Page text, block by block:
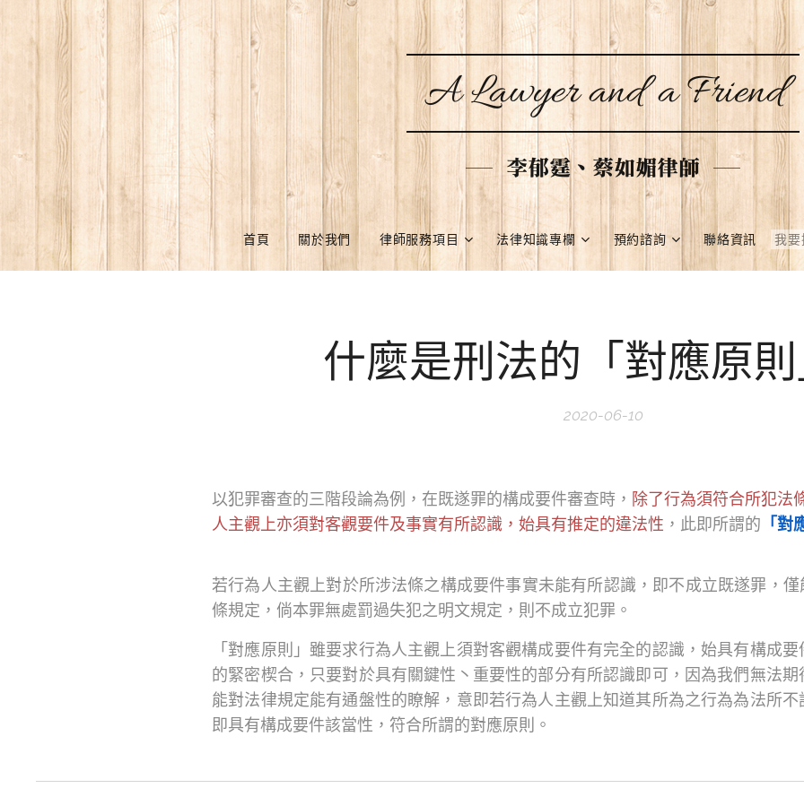
A Lawyer and a Friend
李郁霆、蔡如媚律師
首頁 關於我們 律師服務項目 法律知識專欄 預約諮詢 聯絡資訊
什麼是刑法的「對應原
2020-06-10
以犯罪審查的三階段論為例，在既遂罪的構成要件審查時， 除了行為須符合所犯法
人主觀上亦須對客觀要件及事實有所認識，始具有推定的違法性 ，此即所謂的 「對
若行為人主觀上對於所涉法條之構成要件事實未能有所認識，即不成立既遂罪，
條規定，倘本罪無處罰過失犯之明文規定，則不成立犯罪。
「對應原則」雖要求行為人主觀上須對客觀構成要件有完全的認識，始具有構成
的緊密楔合，只要對於具有關鍵性丶重要性的部分有所認識即可，因為我們無法
能對法律規定能有通盤性的瞭解，意即若行為人主觀上知道其所為之行為為法所
即具有構成要件該當性，符合所謂的對應原則。